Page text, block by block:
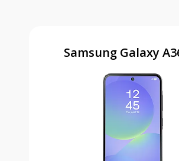
Samsung Galaxy